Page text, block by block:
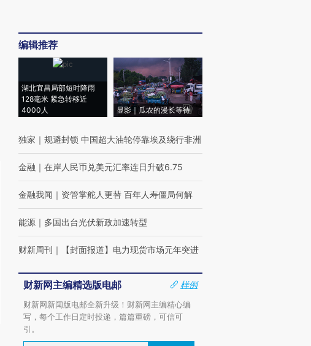
编辑推荐
湖北宜昌局部短时降雨
128毫米 紧急转移近
4000人
显影｜瓜农的漫长等待
独家 ｜ 规避封锁 中国超大油轮停靠埃及绕行非洲
金融 ｜ 在岸人民币兑美元汇率连日升破6.75
金融我闻 ｜ 资管掌舵人更替 百年人寿僵局何解
能源 ｜ 多国出台光伏新政加速转型
财新周刊 ｜ 【封面报道】电力现货市场元年突进
财新网主编精选版电邮
样例
财新网新闻版电邮全新升级！财新网主编精心编
写，每个工作日定时投递，篇篇重磅，可信可
引。